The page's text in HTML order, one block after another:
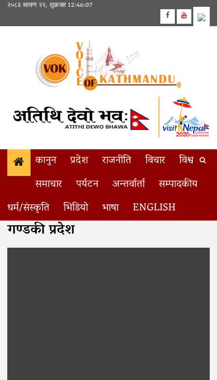
Skip
content
२०८३ श्रावण २२, शुक्रवार12:46:07
Facebook
Youtube
कानुन प्रदेश राजनीति विचार
विश्व
समाचार
पर्यटन अन्तर्वार्ता
सम्पादकीय
धर्म/संस्कृति
भिडियो भाषा ENGLISH
BREAKING 1
राष्ट्र बैंकले ६० अर्ब रुपैयाँको
Home गण्डकी प्रदेश
गण्डकी प्रदेश